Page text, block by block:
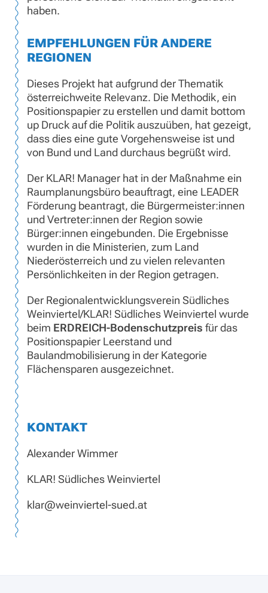
haben.
EMPFEHLUNGEN FÜR ANDERE
REGIONEN
Dieses Projekt hat aufgrund der Thematik
österreichweite Relevanz. Die Methodik, ein
Positionspapier zu erstellen und damit bottom
up Druck auf die Politik auszuüben, hat gezeigt,
dass dies eine gute Vorgehensweise ist und
von Bund und Land durchaus begrüßt wird.
Der KLAR! Manager hat in der Maßnahme ein
Raumplanungsbüro beauftragt, eine LEADER
Förderung beantragt, die Bürgermeister:innen
und Vertreter:innen der Region sowie
Bürger:innen eingebunden. Die Ergebnisse
wurden in die Ministerien, zum Land
Niederösterreich und zu vielen relevanten
Persönlichkeiten in der Region getragen.
Der Regionalentwicklungsverein Südliches
Weinviertel/KLAR! Südliches Weinviertel wurde
beim ERDREICH-Bodenschutzpreis für das
Positionspapier Leerstand und
Baulandmobilisierung in der Kategorie
Flächensparen ausgezeichnet.
KONTAKT
Alexander Wimmer
KLAR! Südliches Weinviertel
klar@weinviertel-sued.at